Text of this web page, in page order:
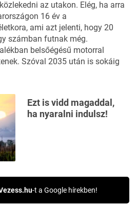
az utakon. Elég, ha arra
16 év a
ami azt jelenti, hogy 20
számban futnak még.
belsőégésű motorral
Szóval 2035 után is sokáig
Ezt is vidd magaddal,
ha nyaralni indulsz!
-t a Google hírekben!